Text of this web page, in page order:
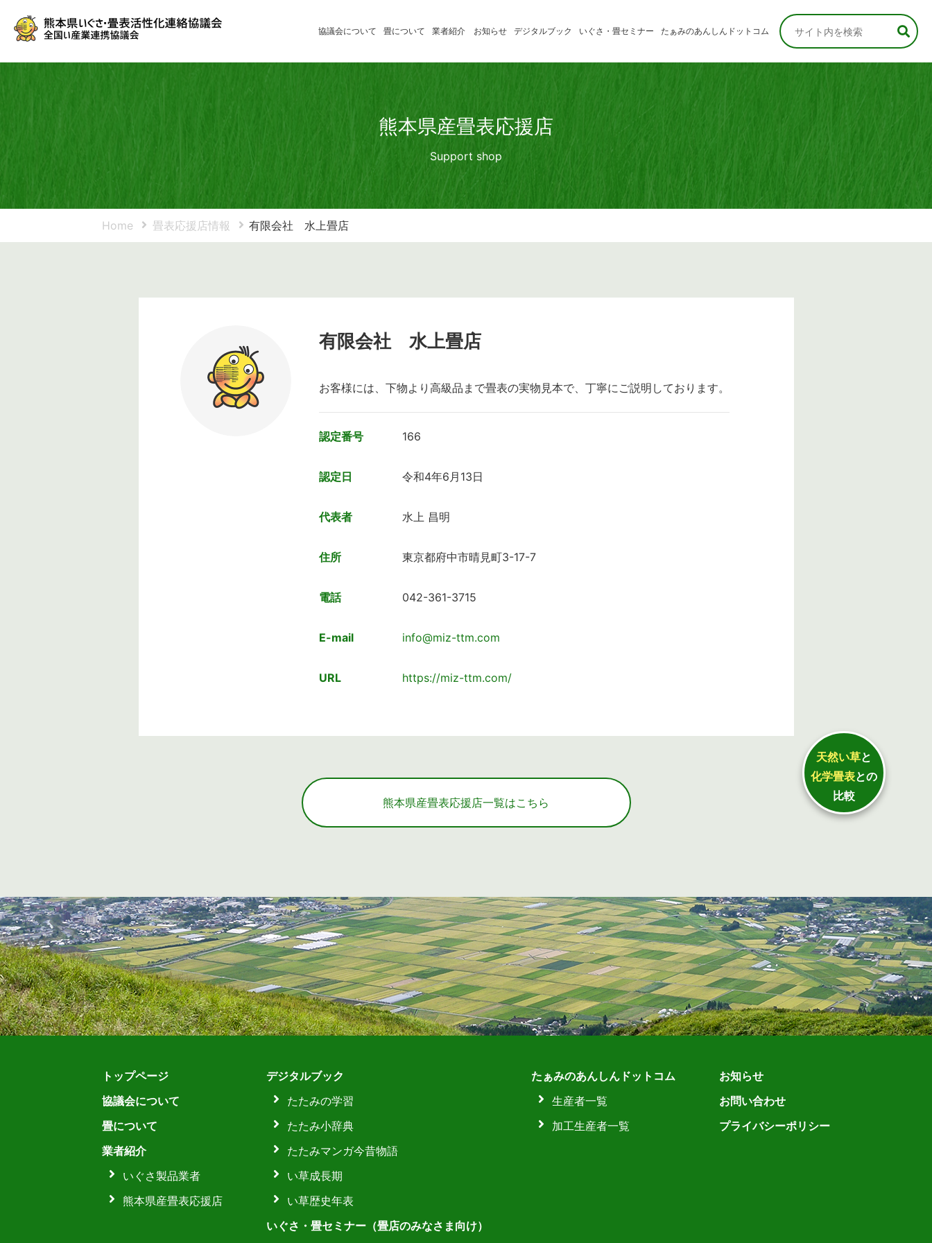
協議会について 畳について 業者紹介
いぐさ製
熊本県産
畳表応援
店
お知らせ デジタルブック
たたみの学習
いぐさ・畳セミナー
消費者のみなさま
たぁみのあんしんドットコム
熊本県産畳表応援店
Support shop
Home 畳表応援店情報 有限会社 水上畳店
有限会社 水上畳店
お客様には、下物より高級品まで畳表の実物見本で、丁寧にご説明しております。
認定番号 166
認定日 令和4年6月13日
代表者 水上 昌明
住所 東京都府中市晴見町3-17-7
電話 042-361-3715
E-mail info@miz-ttm.com
URL https://miz-ttm.com/
熊本県産畳表応援店一覧はこちら
トップページ
協議会について
畳について
業者紹介
いぐさ製品業者
熊本県産畳表応援店
デジタルブック
たたみの学習
たたみ小辞典
たたみマンガ今昔物語
い草成長期
い草歴史年表
いぐさ・畳セミナー（畳店のみなさま向け）
たぁみのあんしんドットコム
生産者一覧
加工生産者一覧
お知らせ
お問い合わせ
プライバシーポリシー
天然い草と
化学畳表との
比較